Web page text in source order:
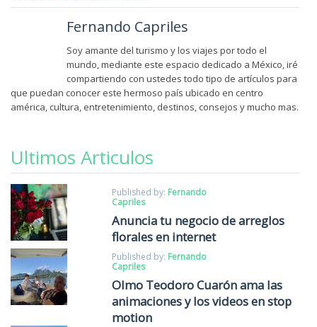
Fernando Capriles
Soy amante del turismo y los viajes por todo el
mundo, mediante este espacio dedicado a México, iré
compartiendo con ustedes todo tipo de artículos para
que puedan conocer este hermoso país ubicado en centro
américa, cultura, entretenimiento, destinos, consejos y mucho mas.
Ultimos Articulos
Published by: Fernando
Capriles
Anuncia tu negocio de arreglos
florales en internet
Published by: Fernando
Capriles
Olmo Teodoro Cuarón ama las
animaciones y los videos en stop
motion